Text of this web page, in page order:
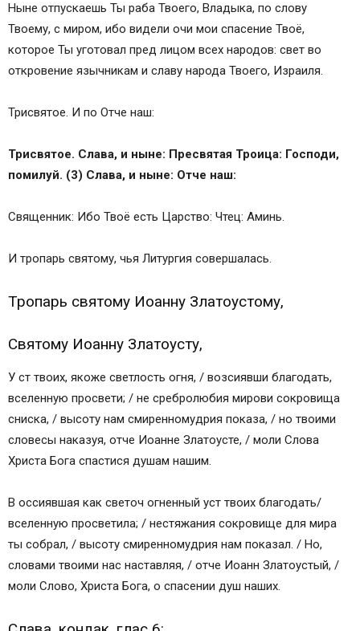
Ныне отпускаешь Ты раба Твоего, Владыка, по слову
Твоему, с миром, ибо видели очи мои спасение Твоё,
которое Ты уготовал пред лицом всех народов: свет во
откровение язычникам и славу народа Твоего, Израиля.
Трисвятое. И по Отче наш:
Трисвятое. Слава, и ныне: Пресвятая Троица: Господи,
помилуй. (3) Слава, и ныне: Отче наш:
Священник: Ибо Твоё есть Царство: Чтец: Аминь.
И тропарь святому, чья Литургия совершалась.
Тропарь святому Иоанну Златоустому,
Святому Иоанну Златоусту,
У ст твоих, якоже светлость огня, / возсиявши благодать,
вселенную просвети; / не сребролюбия мирови сокровища
сниска, / высоту нам смиренномудрия показа, / но твоими
словесы наказуя, отче Иоанне Златоусте, / моли Слова
Христа Бога спастися душам нашим.
В оссиявшая как светоч огненный уст твоих благодать/
вселенную просветила; / нестяжания сокровище для мира
ты собрал, / высоту смиренномудрия нам показал. / Но,
словами твоими нас наставляя, / отче Иоанн Златоустый, /
моли Слово, Христа Бога, о спасении душ наших.